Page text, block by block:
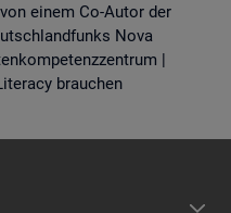
einem Co-Autor der
Nova
|
brauchen